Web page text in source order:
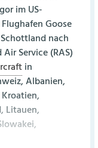
im US-
Goose
nach
Service (RAS)
in
Albanien,
Litauen,